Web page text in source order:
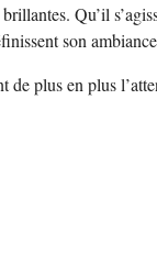
Qu’il
son
de plus en plus